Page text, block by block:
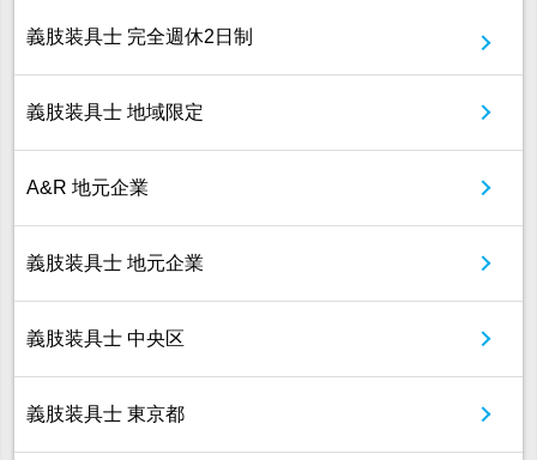
義肢装具士 完全週休2日制
義肢装具士 地域限定
A&R 地元企業
義肢装具士 地元企業
義肢装具士 中央区
義肢装具士 東京都